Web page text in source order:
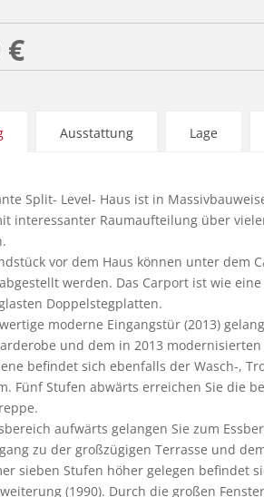
€
Ausstattung Lage
Split- Level- Haus ist in
interessanter Raumaufteilung über
vor dem Haus können unter dem
werden. Das Carport ist wie
Doppelstegplatten.
moderne Eingangstür (2013)
und dem in 2013 modernisierten
befindet sich ebenfalls der Wasch-,
Fünf Stufen abwärts erreichen Sie die
aufwärts gelangen Sie zum
zu der großzügigen Terrasse und
sieben Stufen höher gelegen befindet
(1990). Durch die großen